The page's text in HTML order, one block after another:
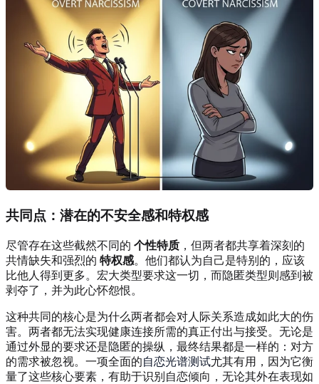
共同点：潜在的不安全感和特权感
尽管存在这些截然不同的 个性特质 ，但两者都共享着深刻的
共情缺失和强烈的 特权感。他们都认为自己是特别的，应该
比他人得到更多。宏大类型要求这一切，而隐匿类型则感到被
剥夺了，并为此心怀怨恨。
这种共同的核心是为什么两者都会对人际关系造成如此大的伤
害。两者都无法实现健康连接所需的真正付出与接受。无论是
通过外显的要求还是隐匿的操纵，最终结果都是一样的：对方
的需求被忽视。一项全面的自恋光谱测试尤其有用，因为它衡
量了这些核心要素，有助于识别自恋倾向，无论其外在表现如